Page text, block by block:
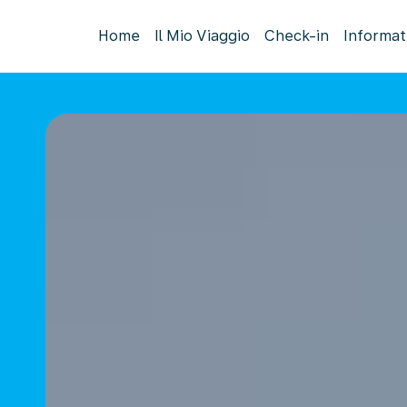
Home Il Mio Viaggio Check-in